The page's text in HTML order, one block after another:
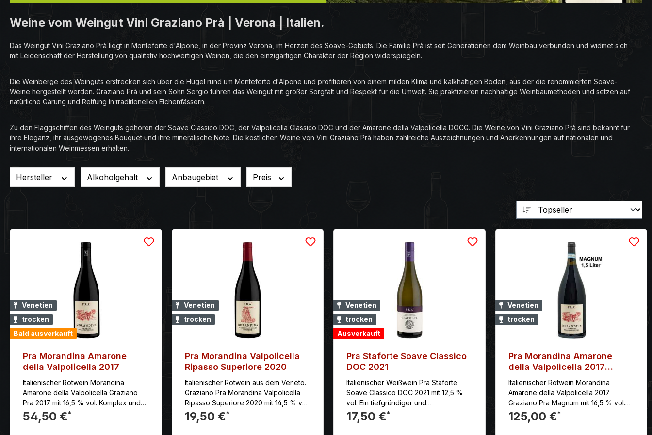
Weine vom Weingut Vini Graziano Prà | Verona | Italien.
Das Weingut Vini Graziano Prà liegt in Monteforte d'Alpone, in der Provinz Verona, im Herzen des Soave-Gebiets. Die Familie Prà ist seit Generationen dem Weinbau verbunden und widmet sich
mit Leidenschaft der Herstellung von qualitativ hochwertigen Weinen, die den einzigartigen Charakter der Region widerspiegeln.
Die Weinberge des Weinguts erstrecken sich über die Hügel rund um Monteforte d'Alpone und profitieren von einem milden Klima und kalkhaltigen Böden, aus der die renommierten Soave-
Weine hergestellt werden. Graziano Prà und sein Sohn Sergio führen das Weingut mit großer Sorgfalt und Respekt für die Umwelt. Sie praktizieren nachhaltige Weinbaumethoden und setzen auf
natürliche Gärung und Reifung in traditionellen Eichenfässern.
Zu den Flaggschiffen des Weinguts gehören der Soave Classico DOC, der Valpolicella Classico DOC und der Amarone della Valpolicella DOCG. Die Weine von Vini Graziano Prà sind bekannt für
ihre Eleganz, ihr ausgewogenes Bouquet und ihre mineralische Note. Die köstlichen Weine von Vini Graziano Prà haben zahlreiche Auszeichnungen und Anerkennungen auf nationalen und
internationalen Weinmessen erhalten.
Hersteller Alkoholgehalt Anbaugebiet Preis
Venetien
trocken
Bald ausverkauft
Pra Morandina Amarone
della Valpolicella 2017
Italienischer Rotwein Morandina
Amarone della Valpolicella Graziano
Pra 2017 mit 16,5 % vol. Komplex und
kraftvoll im Geschmack, mit samtigen
Tanninen.
54,50 €*
Venetien
trocken
Pra Morandina Valpolicella
Ripasso Superiore 2020
Italienischer Rotwein aus dem Veneto.
Graziano Pra Morandina Valpolicella
Ripasso Superiore 2020 mit 14,5 % vol.
Vollmundig und kraftvoll, mit einer
guten Balance zwischen Säure und
19,50 €*
Venetien
trocken
Ausverkauft
Pra Staforte Soave Classico
DOC 2021
Italienischer Weißwein Pra Staforte
Soave Classico DOC 2021 mit 12,5 %
vol. Ein tiefgründiger und
spannungsgeladener Wein mit einem
anhaltenden und herzhaften Abgang.
17,50 €*
Venetien
trocken
Pra Morandina Amarone
della Valpolicella 2017
Magnum
Italienischer Rotwein Morandina
Amarone della Valpolicella 2017
Graziano Pra Magnum mit 16,5 % vol.
Komplex und kraftvoll im Geschmack,
mit samtigen Tanninen.
125,00 €*